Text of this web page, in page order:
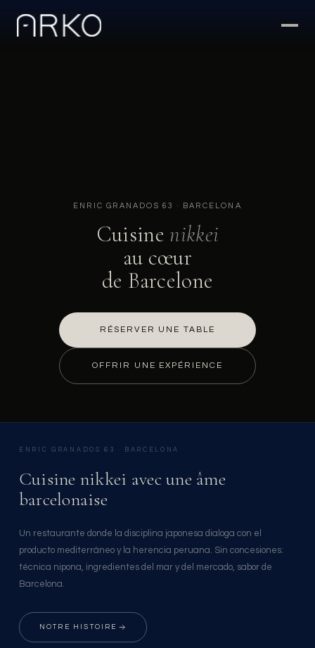
ENRIC GRANADOS 63 · BARCELONA
Cuisine nikkei
au cœur
de Barcelone
RÉSERVER UNE TABLE
OFFRIR UNE EXPÉRIENCE
ENRIC GRANADOS 63 · BARCELONA
Cuisine nikkei avec une âme
barcelonaise
Un restaurante donde la disciplina japonesa dialoga con el
producto mediterráneo y la herencia peruana. Sin concesiones:
técnica nipona, ingredientes del mar y del mercado, sabor de
Barcelona.
NOTRE HISTOIRE